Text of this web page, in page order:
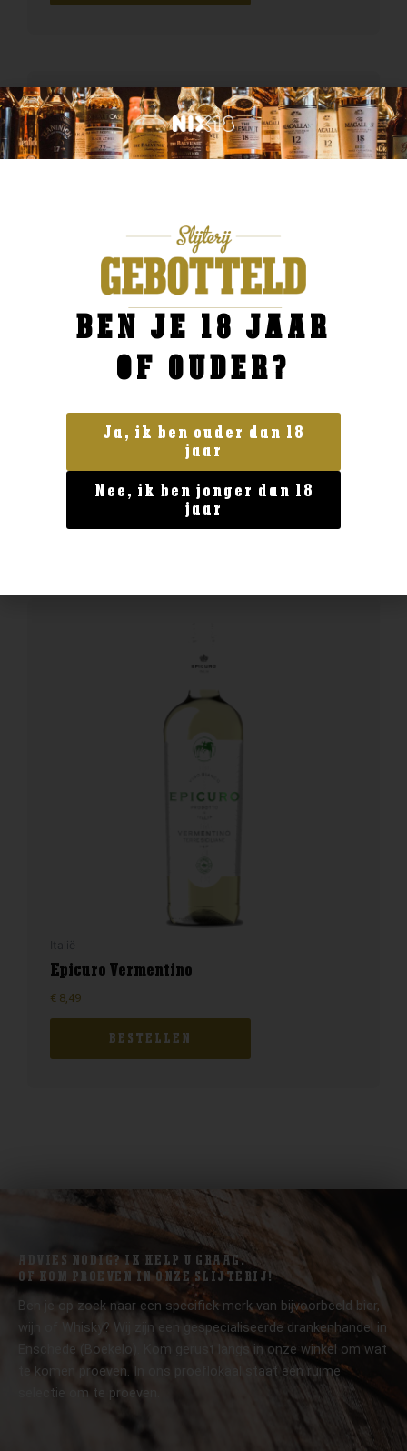
Italië
Epicuro Rosato Puglia
9,24
BESTELLEN
Epicuro Vermentino
€ 8,49
BESTELLEN
ADVIES NODIG? IK HELP U GRAAG.
OF KOM PROEVEN IN ONZE SLIJTERIJ!
Ben je op zoek naar een specifiek merk van bijvoorbeeld bier,
wijn of Whisky? Wij zijn een gespecialiseerde drankenhandel in
Enschede (Boekelo). Kom gerust langs in onze winkel om wat
te komen proeven. In ons proeflokaal staat een ruime
selectie om te proeven.
BEN JE 18 JAAR
OF OUDER?
Ja, ik ben ouder dan 18
jaar
Nee, ik ben jonger dan 18
jaar